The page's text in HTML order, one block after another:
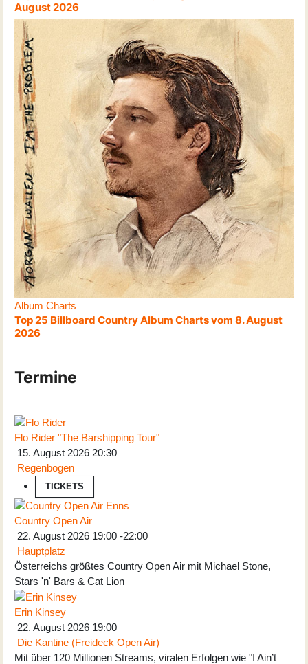
August 2026
Album Charts
Top 25 Billboard Country Album Charts vom 8. August
2026
Termine
Flo Rider "The Barshipping Tour"
15. August 2026 20:30
Regenbogen
TICKETS
Country Open Air
22. August 2026 19:00 -22:00
Hauptplatz
Österreichs größtes Country Open Air mit Michael Stone,
Stars 'n' Bars & Cat Lion
Erin Kinsey
22. August 2026 19:00
Die Kantine (Freideck Open Air)
Mit über 120 Millionen Streams, viralen Erfolgen wie "I Ain’t